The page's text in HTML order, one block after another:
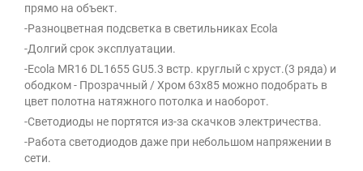
прямо на объект.
-Разноцветная подсветка в светильниках Ecola
-Долгий срок эксплуатации.
-Ecola MR16 DL1655 GU5.3 встр. круглый с хруст.(3 ряда) и
ободком - Прозрачный / Хром 63x85 можно подобрать в
цвет полотна натяжного потолка и наоборот.
-Светодиоды не портятся из-за скачков электричества.
-Работа светодиодов даже при небольшом напряжении в
сети.